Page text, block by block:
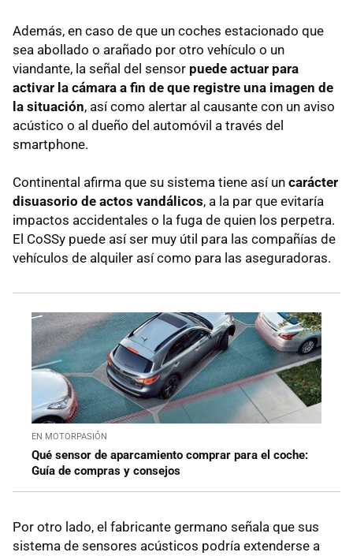
Además, en caso de que un coches estacionado que
sea abollado o arañado por otro vehículo o un
viandante, la señal del sensor puede actuar para
activar la cámara a fin de que registre una imagen de
la situación, así como alertar al causante con un aviso
acústico o al dueño del automóvil a través del
smartphone.
Continental afirma que su sistema tiene así un carácter
disuasorio de actos vandálicos, a la par que evitaría
impactos accidentales o la fuga de quien los perpetra.
El CoSSy puede así ser muy útil para las compañías de
vehículos de alquiler así como para las aseguradoras.
EN MOTORPASIÓN
Qué sensor de aparcamiento comprar para el coche:
Guía de compras y consejos
Por otro lado, el fabricante germano señala que sus
sistema de sensores acústicos podría extenderse a